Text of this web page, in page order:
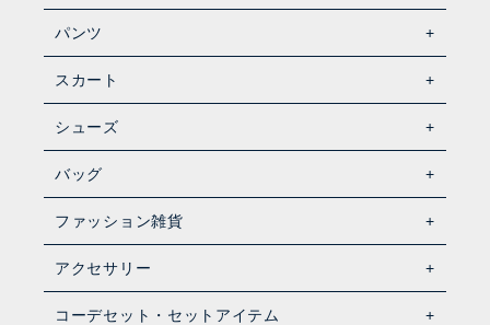
パンツ
スカート
シューズ
バッグ
ファッション雑貨
アクセサリー
コーデセット・セットアイテム